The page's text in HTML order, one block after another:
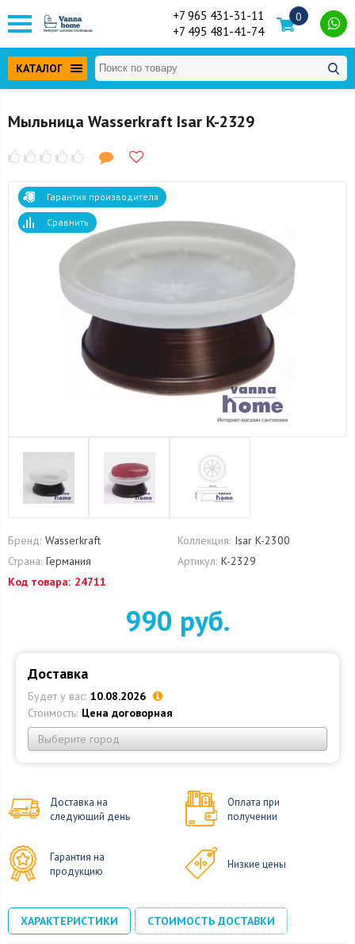
+7 965 431-31-11
+7 495 481-41-74
0
КАТАЛОГ
Мыльница Wasserkraft Isar K-2329
Гарантия производителя
Сравнить
Бренд: Wasserkraft Коллекция: Isar K-2300
Страна: Германия Артикул: K-2329
Код товара: 24711
990 руб.
Доставка
Будет у вас: 10.08.2026
Стоимость: Цена договорная
Выберите город
Доставка на
следующий день
Оплата при
получении
Гарантия на
продукцию
Низкие цены
ХАРАКТЕРИСТИКИ СТОИМОСТЬ ДОСТАВКИ